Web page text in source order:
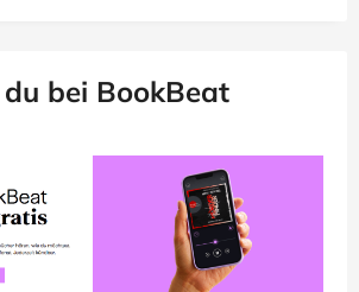
bei BookBeat